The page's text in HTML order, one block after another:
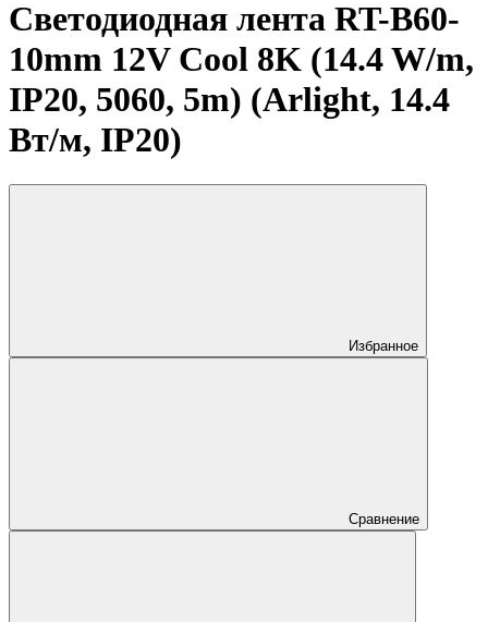
Светодиодная лента RT-B60-
10mm 12V Cool 8K (14.4 W/m,
IP20, 5060, 5m) (Arlight, 14.4
Вт/м, IP20)
Избранное
Сравнение